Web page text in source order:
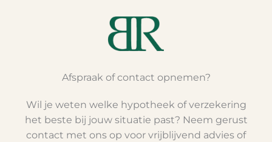
Afspraak of contact opnemen?
Wil je weten welke hypotheek of verzekering
het beste bij jouw situatie past? Neem gerust
contact met ons op voor vrijblijvend advies of